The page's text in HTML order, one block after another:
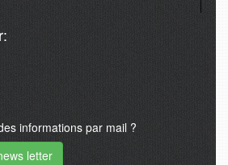
informations par mail ?
letter